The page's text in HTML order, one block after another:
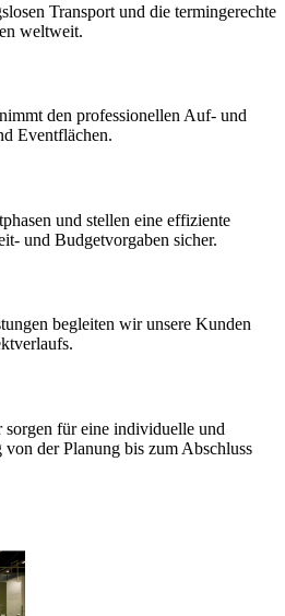
Transport und die termingerechte
weltweit.
den professionellen Auf- und
Eventflächen.
und stellen eine effiziente
und Budgetvorgaben sicher.
begleiten wir unsere Kunden
sorgen für eine individuelle und
der Planung bis zum Abschluss